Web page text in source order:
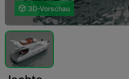
 3D-Vorschau